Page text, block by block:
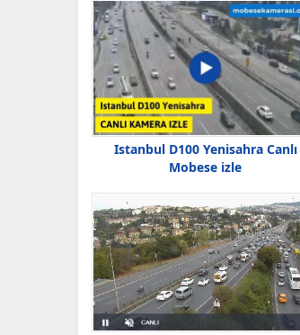
Istanbul D100 Yenisahra Canlı
Mobese izle